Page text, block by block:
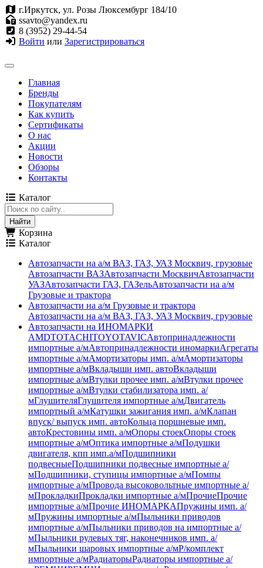
г.Иркутск, ул. Розы Люксембург 184/10
ssavto@yandex.ru
8 (3952) 29-44-54
Войти или Зарегистрироваться
Главная
Бренды
Покупателям
Как купить
Сертификаты
О нас
Акции
Новости
Обзоры
Контакты
Каталог
Корзина
Каталог
Автозапчасти на а/м ВАЗ, ГАЗ, УАЗ Москвич, грузовые
Автозапчасти ВАЗАвтозапчасти МосквичАвтозапчасти
УАЗАвтозапчасти ГАЗ, ГАЗельАвтозапчасти на а/м
Грузовые и трактора
Автозапчасти на а/м Грузовые и трактора
Автозапчасти на а/м ВАЗ, ГАЗ, УАЗ Москвич, грузовые
Автозапчасти на ИНОМАРКИ
AMDTOTACHITOYOTAVICАвтопринадлежности
импортные а/мАвтопринадлежности иномаркиАгрегаты
импортные а/мАмортизаторы имп. а/мАмортизаторы
импортные а/мВкладыши имп. автоВкладыши
импортные а/мВтулки прочее имп. а/мВтулки прочее
импортные а/мВтулки стабилизатора имп. а/
мГлушителяГлушителя импортные а/мДвигатель
импортный а/мКатушки зажигания имп. а/мКлапан
впуск/ выпуск имп. автоКольца поршневые имп.
автоКрестовины имп. а/мОпоры стоекОпоры стоек
импортные а/мОптика импортные а/мПодушки
двигателя, кпп имп.а/мПодшипники
подвесныеПодшипники подвесные импортные а/
мПодшипники, ступицы импортные а/мПомпы
импортные а/мПровода высоковольтные импортные а/
мПрокладкиПрокладки импортные а/мПрочиеПрочие
импортные а/мПрочие ИНОМАРКАПружины имп. а/
мПружины импортные а/мПыльники приводов
импортные а/мПыльники приводов на импортные а/
мПыльники рулевых тяг, наконечников имп. а/
мПыльники шаровых импортные а/мР/комплект
импортные а/мРадиаторыРадиаторы импортные а/